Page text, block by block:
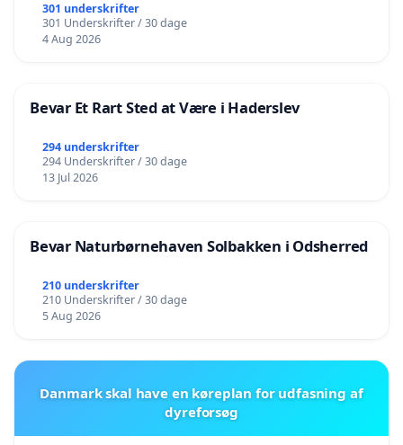
301 underskrifter
301 Underskrifter / 30 dage
4 Aug 2026
Bevar Et Rart Sted at Være i Haderslev
294 underskrifter
294 Underskrifter / 30 dage
13 Jul 2026
Bevar Naturbørnehaven Solbakken i Odsherred
210 underskrifter
210 Underskrifter / 30 dage
5 Aug 2026
Danmark skal have en køreplan for udfasning af
dyreforsøg